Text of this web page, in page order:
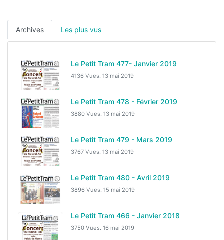
Archives Les plus vus
Le Petit Tram 477- Janvier 2019
4136 Vues. 13 mai 2019
Le Petit Tram 478 - Février 2019
3880 Vues. 13 mai 2019
Le Petit Tram 479 - Mars 2019
3767 Vues. 13 mai 2019
Le Petit Tram 480 - Avril 2019
3896 Vues. 15 mai 2019
Le Petit Tram 466 - Janvier 2018
3750 Vues. 16 mai 2019